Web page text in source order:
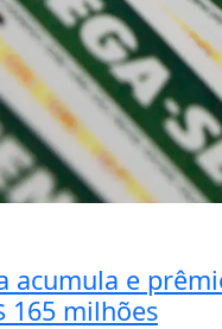
acumula e
165 milhões